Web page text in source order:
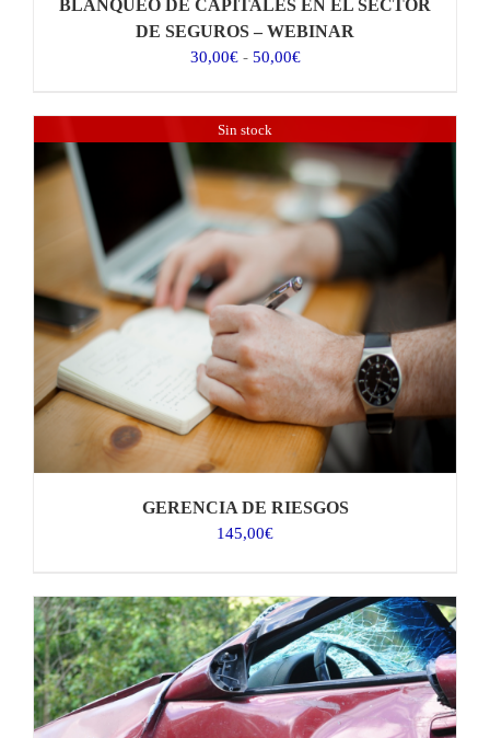
BLANQUEO DE CAPITALES EN EL SECTOR
DE SEGUROS – WEBINAR
30,00€ - 50,00€Rango
30,00€
50,00€
Sin stock
GERENCIA DE RIESGOS
145,00€